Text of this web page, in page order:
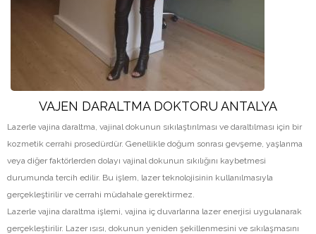
VAJEN DARALTMA DOKTORU ANTALYA
Lazerle vajina daraltma, vajinal dokunun sıkılaştırılması ve daraltılması için bir
kozmetik cerrahi prosedürdür. Genellikle doğum sonrası gevşeme, yaşlanma
veya diğer faktörlerden dolayı vajinal dokunun sıkılığını kaybetmesi
durumunda tercih edilir. Bu işlem, lazer teknolojisinin kullanılmasıyla
gerçekleştirilir ve cerrahi müdahale gerektirmez.
Lazerle vajina daraltma işlemi, vajina iç duvarlarına lazer enerjisi uygulanarak
gerçekleştirilir. Lazer ısısı, dokunun yeniden şekillenmesini ve sıkılaşmasını